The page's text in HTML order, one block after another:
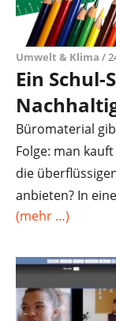
Umwelt & Klima /
Ein
Büromaterial
Folge: man
die
anbieten? In
(mehr …)